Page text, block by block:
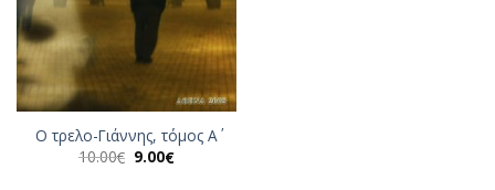
Ο τρελο-Γιάννης, τόμος Α΄
10.00€ Original
price
9.00€Η